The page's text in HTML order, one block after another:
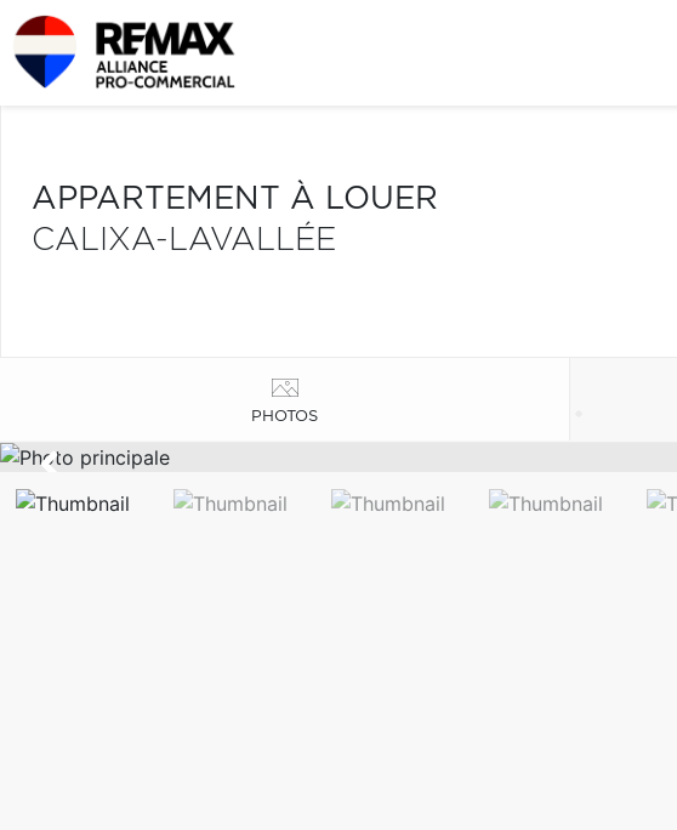
APPARTEMENT À LOUER
CALIXA-LAVALLÉE
PHOTOS